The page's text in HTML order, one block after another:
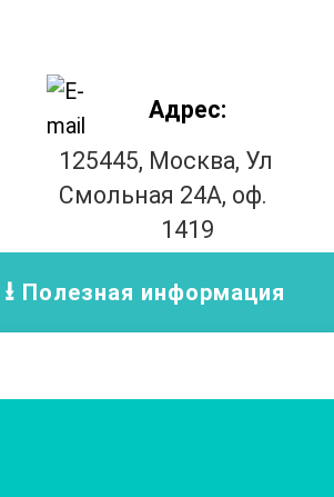
Адрес:
125445, Москва, Ул
Смольная 24А, оф.
1419
Полезная информация